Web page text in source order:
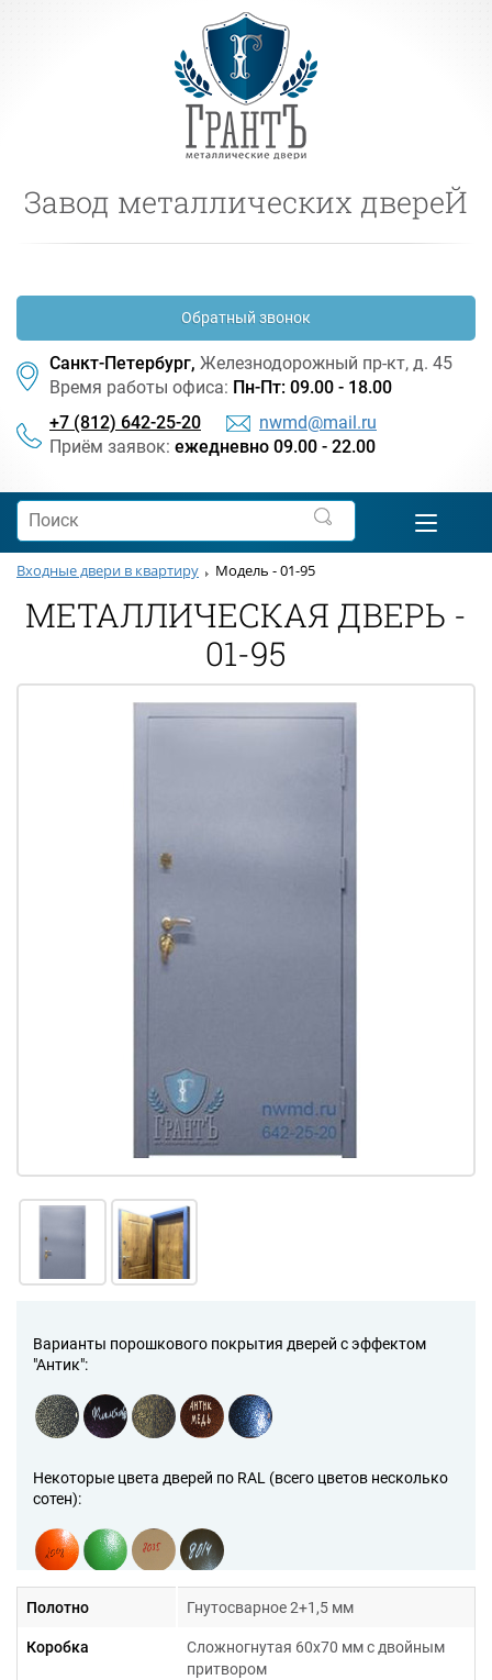
Завод металлических двереЙ
Обратный звонок
Санкт-Петербург, Железнодорожный пр-кт, д. 45
Время работы офиса: Пн-Пт: 09.00 - 18.00
+7 (812) 642-25-20
nwmd@mail.ru
Приём заявок: ежедневно 09.00 - 22.00
Входные двери в квартиру Модель - 01-95
МЕТАЛЛИЧЕСКАЯ ДВЕРЬ -
01-95
Варианты порошкового покрытия дверей с эффектом
"Антик":
Некоторые цвета дверей по RAL (всего цветов несколько
сотен):
Некоторые расцветки дверей с МДФ (всего их более 50
Полотно Гнутосварное 2+1,5 мм
Коробка
Сложногнутая 60х70 мм с двойным
притвором